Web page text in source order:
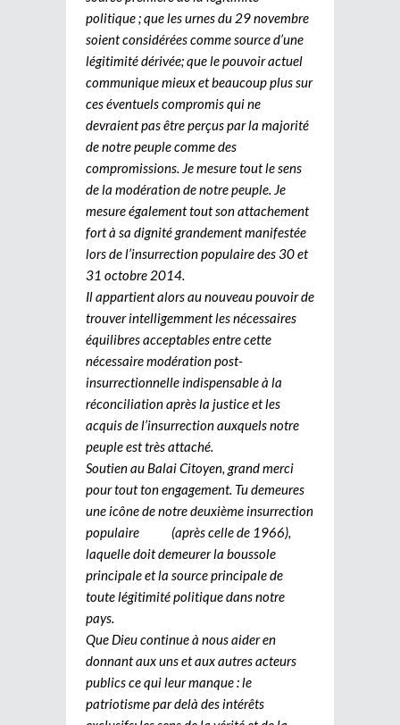
politique ; que les urnes du 29 novembre
soient considérées comme source d’une
légitimité dérivée; que le pouvoir actuel
communique mieux et beaucoup plus sur
ces éventuels compromis qui ne
devraient pas être perçus par la majorité
de notre peuple comme des
compromissions. Je mesure tout le sens
de la modération de notre peuple. Je
mesure également tout son attachement
fort à sa dignité grandement manifestée
lors de l’insurrection populaire des 30 et
31 octobre 2014.
Il appartient alors au nouveau pouvoir de
trouver intelligemment les nécessaires
équilibres acceptables entre cette
nécessaire modération post-
insurrectionnelle indispensable à la
réconciliation après la justice et les
acquis de l’insurrection auxquels notre
peuple est très attaché.
Soutien au Balai Citoyen, grand merci
pour tout ton engagement. Tu demeures
une icône de notre deuxième insurrection
populaire (après celle de 1966),
laquelle doit demeurer la boussole
principale et la source principale de
toute légitimité politique dans notre
pays.
Que Dieu continue à nous aider en
donnant aux uns et aux autres acteurs
publics ce qui leur manque : le
patriotisme par delà des intérêts